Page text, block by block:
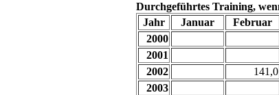
Durchgeführtes Training,
Jahr
Januar Februar
2000
2001
2002
141,0
2003